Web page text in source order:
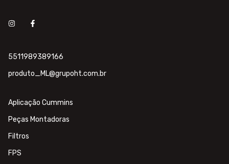
5511989389166
produto_ML@grupoht.com.br
Aplicação Cummins
Peças Montadoras
Filtros
FPS